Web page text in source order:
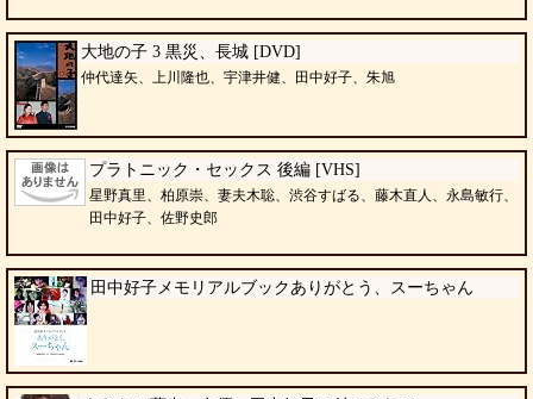
大地の子 3 黒災、長城 [DVD]
仲代達矢、上川隆也、宇津井健、田中好子、朱旭
プラトニック・セックス 後編 [VHS]
星野真里、柏原崇、妻夫木聡、渋谷すばる、藤木直人、永島敏行、
田中好子、佐野史郎
田中好子メモリアルブックありがとう、スーちゃん